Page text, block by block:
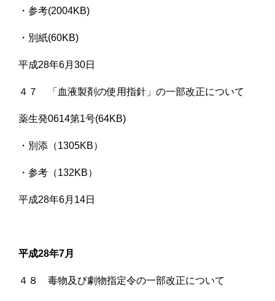
・参考(2004KB)
・別紙(60KB)
平成28年6月30日
４７ 「血液製剤の使用指針」の一部改正について
薬生発0614第1号(64KB)
・別添（1305KB）
・参考（132KB）
平成28年6月14日
平成28年7月
４８ 毒物及び劇物指定令の一部改正について